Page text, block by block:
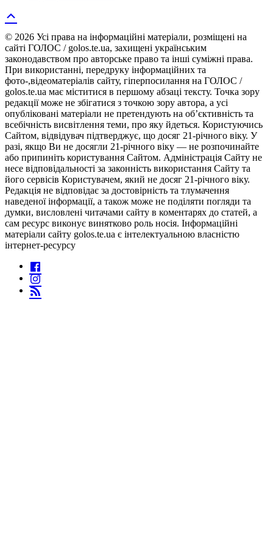
© 2026 Усі права на інформаційні матеріали, розміщені на
сайті ГОЛОС / golos.te.ua, захищені українським
законодавством про авторське право та інші суміжні права.
При використанні, передруку інформаційних та
фото-,відеоматеріалів сайту, гіперпосилання на ГОЛОС /
golos.te.ua має міститися в першому абзаці тексту. Точка зору
редакції може не збігатися з точкою зору автора, а усі
опубліковані матеріали не претендують на об’єктивність та
всебічність висвітлення теми, про яку йдеться. Користуючись
Сайтом, відвідувач підтверджує, що досяг 21-річного віку. У
разі, якщо Ви не досягли 21-річного віку — не розпочинайте
або припиніть користування Сайтом. Адміністрація Сайту не
несе відповідальності за законність використання Сайту та
його сервісів Користувачем, який не досяг 21-річного віку.
Редакція не відповідає за достовірність та тлумачення
наведеної інформації, а також може не поділяти погляди та
думки, висловлені читачами сайту в коментарях до статей, а
сам ресурс виконує винятково роль носія. Інформаційні
матеріали сайту golos.te.ua є інтелектуальною власністю
інтернет-ресурсу